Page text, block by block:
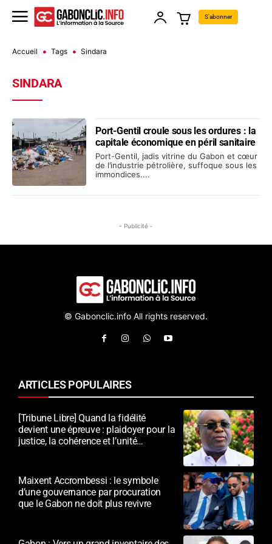
S'abonner
Accueil Tags Sindara
SINDARA
Port-Gentil croule sous les ordures : la
capitale économique en péril sanitaire
Port-Gentil, jadis vitrine du Gabon et cœur
de l’industrie pétrolière, suffoque sous les
immondices....
- Publicité -
© Gabonclic.info All rights reserved.
ARTICLES POPULAIRES
[Tribune Libre] Quand la fidélité
devient une épreuve : plaidoyer pour la
justice, la cohérence et l’unité
Maixent Accrombessi : le symbole
d’une gouvernance par procuration
que le Gabon ne doit plus revivre